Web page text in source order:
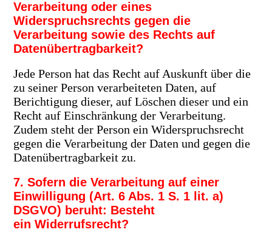
Verarbeitung oder eines
Widerspruchsrechts gegen die
Verarbeitung sowie des Rechts auf
Datenübertragbarkeit?
Jede Person hat das Recht auf Auskunft über die
zu seiner Person verarbeiteten Daten, auf
Berichtigung dieser, auf Löschendieser und ein
Recht auf Einschränkung der Verarbeitung.
Zudem steht der Person ein Widerspruchsrecht
gegen die Verarbeitung der Daten und gegen die
Datenübertragbarkeit zu.
7. Sofern die Verarbeitung auf einer
Einwilligung (Art. 6 Abs. 1 S. 1 lit. a)
DSGVO) beruht: Besteht
ein Widerrufsrecht?